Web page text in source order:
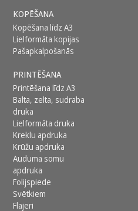
KOPĒŠANA
Kopēšana līdz A3
Lielformāta kopijas
Pašapkalpošanās
PRINTĒŠANA
Printēšana līdz A3
Balta, zelta, sudraba
druka
Lielformāta druka
Kreklu apdruka
Krūžu apdruka
Auduma somu
apdruka
Folijspiede
Svētkiem
Flajeri